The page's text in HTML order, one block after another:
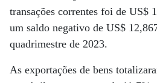
transações correntes foi de US$
um saldo negativo de US$
quadrimestre de 2023.
As exportações de bens